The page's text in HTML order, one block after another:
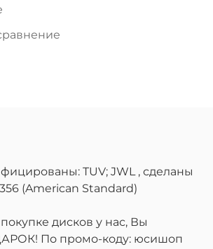
TUV; JWL , сделаны
(American Standard)
дисков у нас, Вы
По промо-коду: юсишоп